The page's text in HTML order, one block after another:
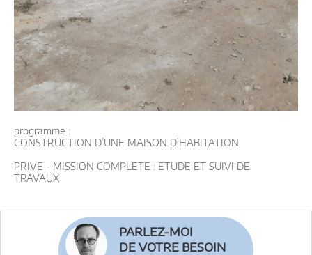
programme :
CONSTRUCTION D’UNE MAISON D’HABITATION
PRIVE - MISSION COMPLETE : ETUDE ET SUIVI DE
TRAVAUX
PARLEZ-MOI
DE VOTRE BESOIN